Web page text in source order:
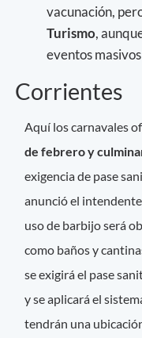
vacunación,
Turismo,
eventos
Corrientes
Aquí los carnavales
de febrero y
exigencia de pase
anunció el
uso de barbijo será
como baños y
se exigirá el pase
y se aplicará el
tendrán una